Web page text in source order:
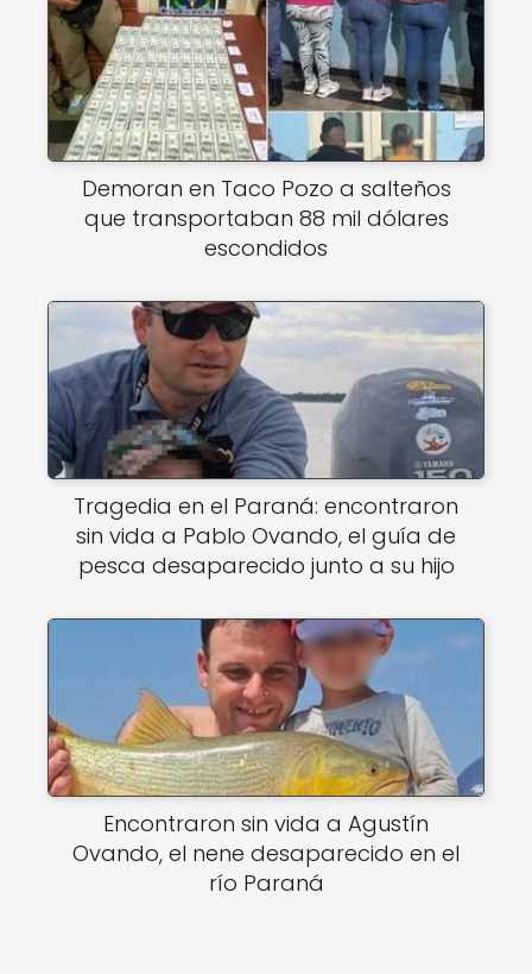
Demoran en Taco Pozo a salteños
que transportaban 88 mil dólares
escondidos
Tragedia en el Paraná: encontraron
sin vida a Pablo Ovando, el guía de
pesca desaparecido junto a su hijo
Encontraron sin vida a Agustín
Ovando, el nene desaparecido en el
río Paraná